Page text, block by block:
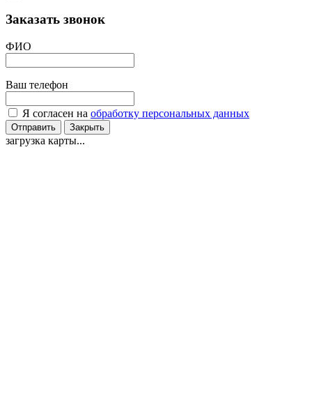
Заказать звонок
ФИО
Ваш телефон
Я согласен на обработку персональных данных
Отправить Закрыть
загрузка карты...